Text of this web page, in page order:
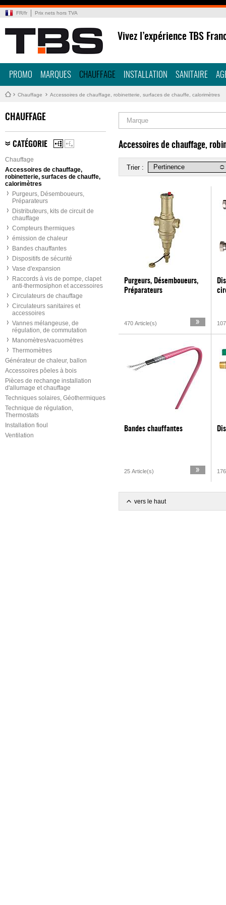
FR/fr Prix nets hors TVA
Vivez l’expérience TBS
PROMO MARQUES CHAUFFAGE INSTALLATION SANITAIRE
Chauffage Accessoires de chauffage, robinetterie, surfaces de chauffe, calorimètres
CHAUFFAGE
CATÉGORIE
Chauffage
Accessoires de chauffage,
robinetterie, surfaces de chauffe,
calorimètres
Purgeurs, Désemboueurs,
Préparateurs
Distributeurs, kits de circuit de
chauffage
Compteurs thermiques
émission de chaleur
Bandes chauffantes
Dispositifs de sécurité
Vase d'expansion
Raccords à vis de pompe, clapet
anti-thermosiphon et accessoires
Circulateurs de chauffage
Circulateurs sanitaires et
accessoires
Vannes mélangeuse, de
régulation, de commutation
Manomètres/vacuomètres
Thermomètres
Générateur de chaleur, ballon
Accessoires pôeles à bois
Pièces de rechange installation
d'allumage et chauffage
Techniques solaires, Géothermiques
Technique de régulation,
Thermostats
Installation fioul
Ventilation
Marque
Accessoires de chauffage,
Trier :
Purgeurs, Désemboueurs,
Préparateurs
470 Article(s)
Bandes chauffantes
25 Article(s)
vers le haut